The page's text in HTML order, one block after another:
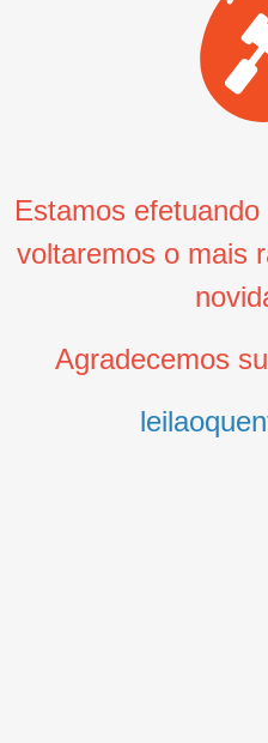
Estamos
voltaremos o mais
Agradecemos